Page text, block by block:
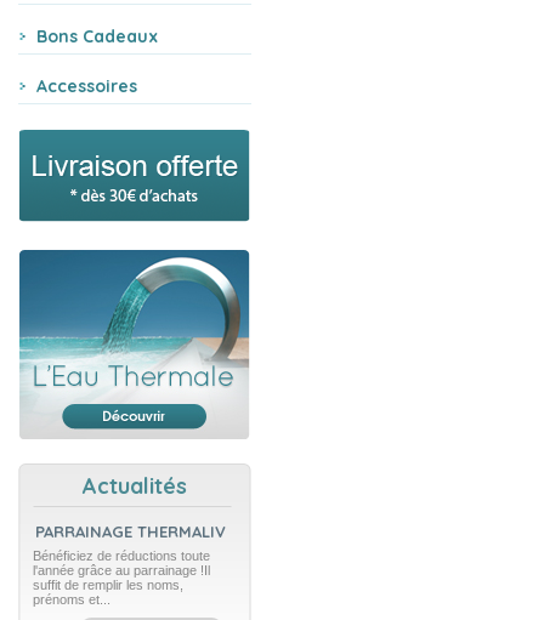
Bons Cadeaux
Accessoires
Actualités
PARRAINAGE THERMALIV
Bénéficiez de réductions toute
l'année grâce au parrainage !Il
suffit de remplir les noms,
prénoms et...